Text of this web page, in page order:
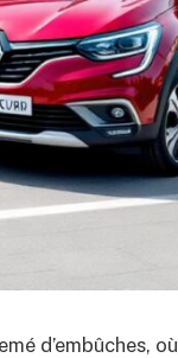
d’embûches, où